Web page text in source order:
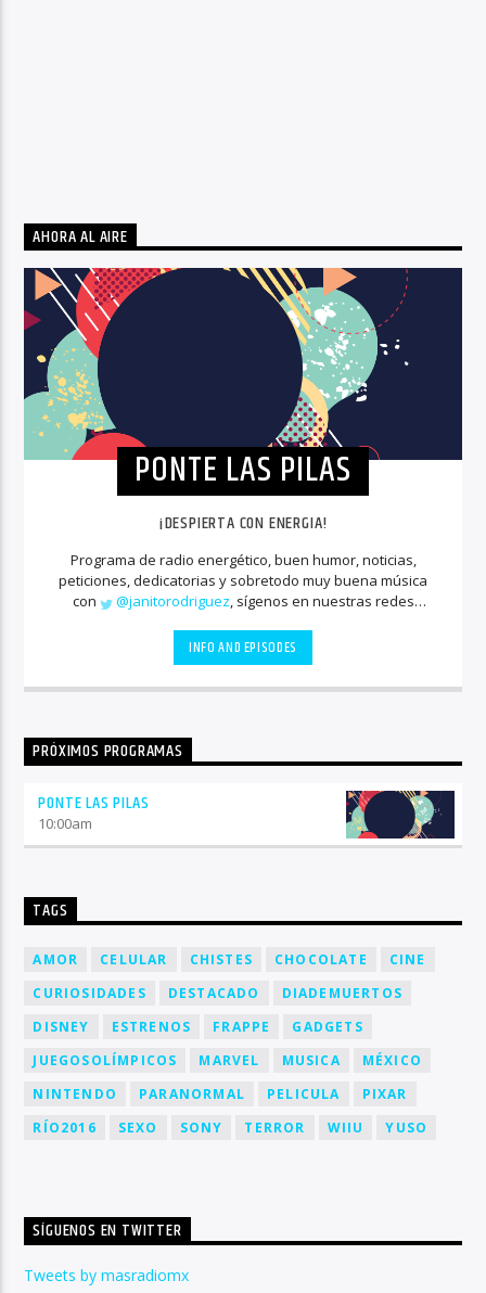
AHORA AL AIRE
PONTE LAS PILAS
¡DESPIERTA CON ENERGIA!
Programa de radio energético, buen humor, noticias,
peticiones, dedicatorias y sobretodo muy buena música
con
@janitorodriguez, sígenos en nuestras redes
INFO AND EPISODES
PRÓXIMOS PROGRAMAS
PONTE LAS PILAS
10:00am
TAGS
AMOR CELULAR CHISTES CHOCOLATE
CINE
CURIOSIDADES
DESTACADO
DIADEMUERTOS
DISNEY
ESTRENOS FRAPPE
GADGETS
JUEGOSOLÍMPICOS
MARVEL MUSICA
MÉXICO
NINTENDO
PARANORMAL PELICULA
PIXAR
RÍO2016
SEXO SONY TERROR WIIU YUSO
SÍGUENOS EN TWITTER
Tweets by masradiomx